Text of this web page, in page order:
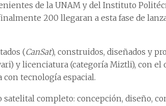
de la UNAM y del Instituto
200 llegaran a esta fase de
(CanSat), construidos, diseñados y
y licenciatura (categoría Miztli), con el
tecnología espacial.
satelital completo: concepción, diseño,